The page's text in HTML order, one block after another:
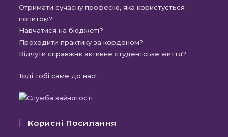
Отримати сучасну професію, яка користується
попитом?
Навчатися на бюджеті?
Проходити практику за кордоном?
Відчути справжнє активне студентське життя?
Тоді тобі саме до нас!
Корисні Посилання